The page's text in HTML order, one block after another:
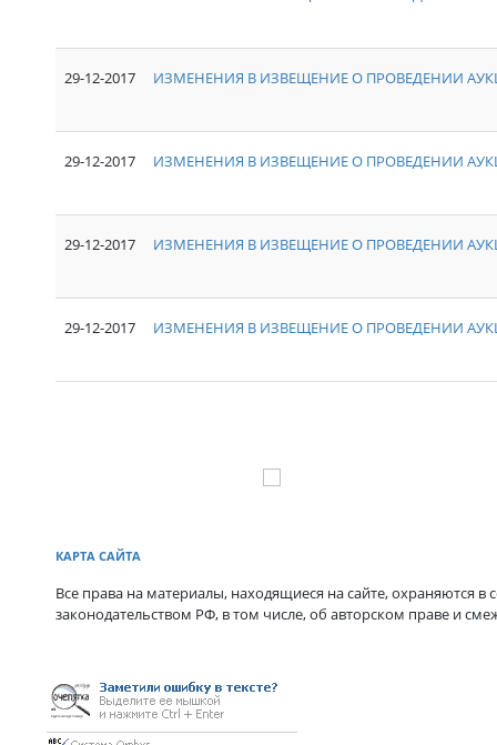
29-12-2017 ИЗМЕНЕНИЯ В ИЗВЕЩЕНИЕ О ПРОВЕДЕНИИ
29-12-2017 ИЗМЕНЕНИЯ В ИЗВЕЩЕНИЕ О ПРОВЕДЕНИИ
29-12-2017 ИЗМЕНЕНИЯ В ИЗВЕЩЕНИЕ О ПРОВЕДЕНИИ
29-12-2017 ИЗМЕНЕНИЯ В ИЗВЕЩЕНИЕ О ПРОВЕДЕНИИ
КАРТА САЙТА
Все права на материалы, находящиеся на сайте, охраняются в
законодательством РФ, в том числе, об авторском праве и